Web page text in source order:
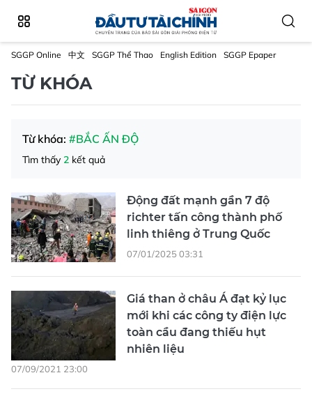
SGGP Online 中文 SGGP Thể Thao English Edition SGGP Epaper
TỪ KHÓA
Từ khóa: #BẮC ẤN ĐỘ
Tìm thấy 2 kết quả
Động đất mạnh gần 7 độ
richter tấn công thành phố
linh thiêng ở Trung Quốc
07/01/2025 03:31
Giá than ở châu Á đạt kỷ lục
mới khi các công ty điện lực
toàn cầu đang thiếu hụt
nhiên liệu
07/09/2021 23:00